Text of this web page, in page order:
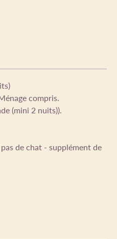
compris.
(mini 2 nuits)).
de chat - supplément de